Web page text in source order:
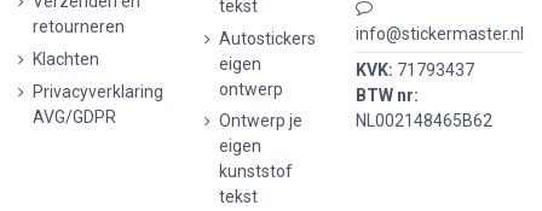
retourneren
Klachten
Privacyverklaring
AVG/GDPR
tekst
Autostickers
eigen
ontwerp
Ontwerp je
eigen
kunststof
tekst
info@stickermaster.nl
KVK: 71793437
BTW nr:
NL002148465B62